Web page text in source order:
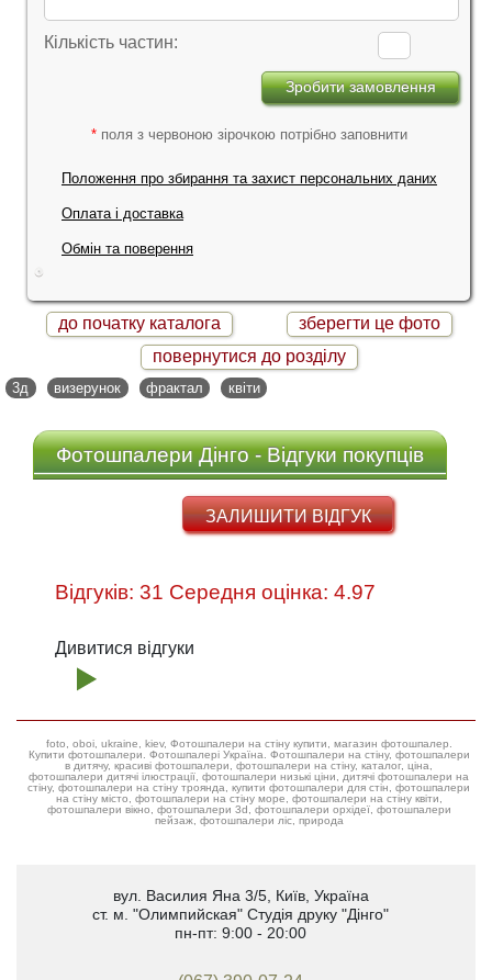
Кількість частин:
* поля з червоною зірочкою потрібно заповнити
Положення про збирання та захист персональних даних
Оплата і доставка
Обмін та поверення
до початку каталога
зберегти це фото
повернутися до розділу
3д визерунок фрактал квіти
Фотошпалери Дінго - Відгуки покупців
ЗАЛИШИТИ ВІДГУК
Відгуків: 31 Середня оцінка: 4.97
Дивитися відгуки
foto, oboi, ukraine, kiev, Фотошпалери на стіну купити, магазин фотошпалер.
Купити фотошпалери. Фотошпалері Україна. Фотошпалери на стіну, фотошпалери
в дитячу, красиві фотошпалери, фотошпалери на стіну, каталог, ціна,
фотошпалери дитячі ілюстрації, фотошпалери низькі ціни, дитячі фотошпалери на
стіну, фотошпалери на стіну троянда, купити фотошпалери для стін, фотошпалери
на стіну місто, фотошпалери на стіну море, фотошпалери на стіну квіти,
фотошпалери вікно, фотошпалери 3d, фотошпалери орхідеї, фотошпалери
пейзаж, фотошпалери ліс, природа
вул. Василия Яна 3/5, Київ, Україна
ст. м. "Олимпийская" Студія друку "Дінго"
пн-пт: 9:00 - 20:00